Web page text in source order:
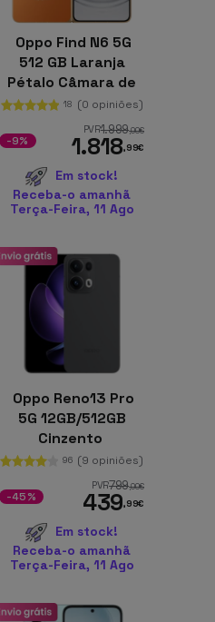
Oppo Find N6 5G
512 GB Laranja
Pétalo Câmara de
50 MP 16 GB de RAM
Bateria de 6000
mAh
18 (0 opiniões)
PVR1.999,00€
1.818,99€
-9%
Em stock!
Receba-o amanhã
Terça-Feira, 11 Ago
Oppo Reno13 Pro
5G 12GB/512GB
Cinzento
96 (9 opiniões)
PVR799,00€
439,99€
-45%
Em stock!
Receba-o amanhã
Terça-Feira, 11 Ago